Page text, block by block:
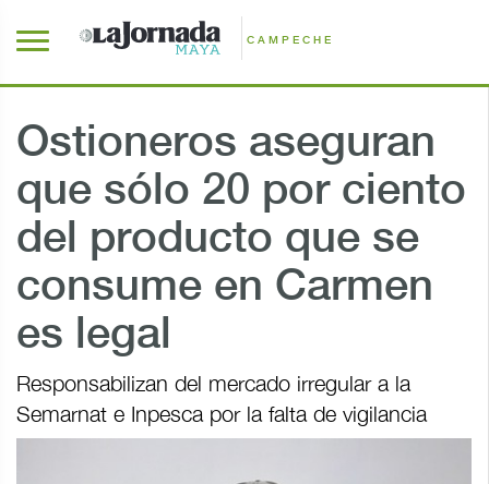
CAMPECHE
Ostioneros aseguran
que sólo 20 por ciento
del producto que se
consume en Carmen
es legal
Responsabilizan del mercado irregular a la
Semarnat e Inpesca por la falta de vigilancia